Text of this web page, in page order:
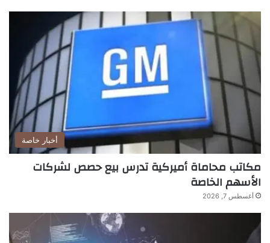
أخبار خاصة
مكاتب محاماة أميركية تدرس بيع حصص لشركات
الأسهم الخاصة
أغسطس 7, 2026